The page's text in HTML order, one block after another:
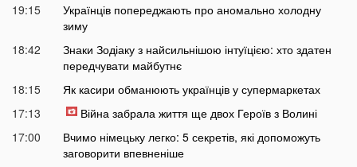
19:15
Українців попереджають про аномально холодну
зиму
18:42
Знаки Зодіаку з найсильнішою інтуїцією: хто здатен
передчувати майбутнє
18:15
Як касири обманюють українців у супермаркетах
17:13
Війна забрала життя ще двох Героїв з Волині
17:00
Вчимо німецьку легко: 5 секретів, які допоможуть
заговорити впевненіше